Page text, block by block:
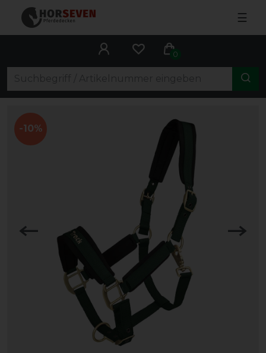
☰
0
-10%